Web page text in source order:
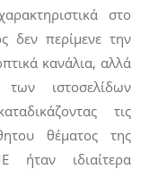
στο
δεν περίμενε την
κανάλια, αλλά
ιστοσελίδων
τις
θέματος της
ήταν ιδιαίτερα